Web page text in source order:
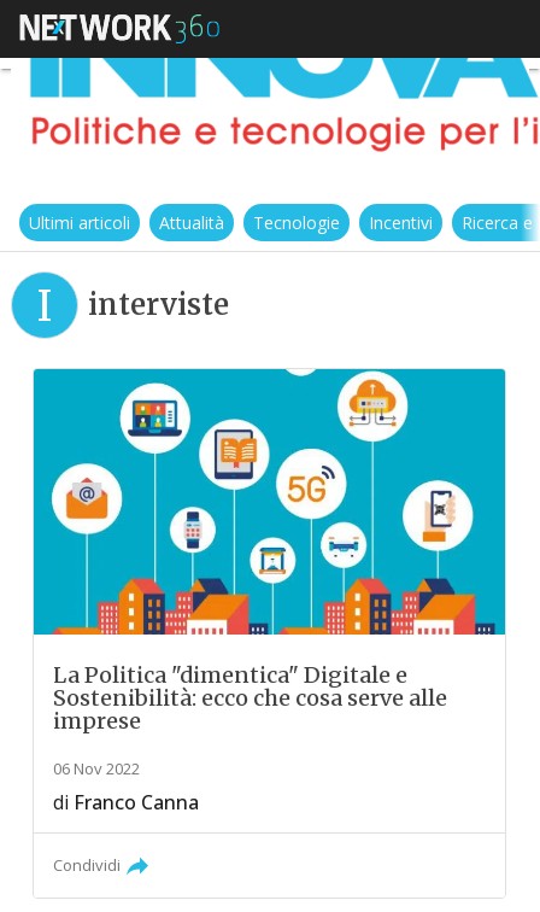
Ultimi articoli Attualità Tecnologie Incentivi Ricerca
I interviste
La Politica "dimentica" Digitale e
Sostenibilità: ecco che cosa serve alle
imprese
06 Nov 2022
di Franco Canna
Condividi